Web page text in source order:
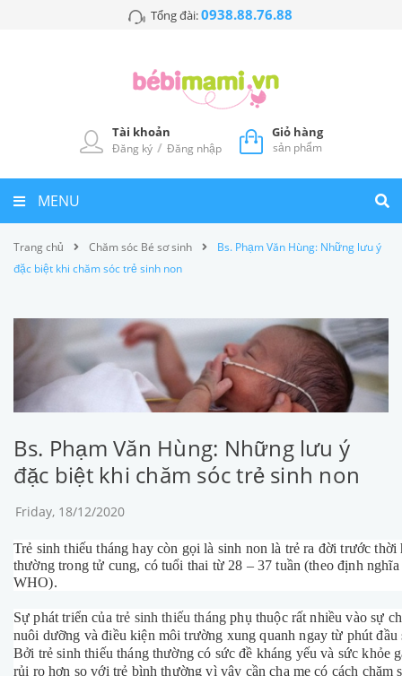
Tổng đài:0938.88.76.88
Tài khoản
Đăng ký / Đăng nhập
Giỏ hàng
sản phẩm
MENU
Trang chủ Chăm sóc Bé sơ sinh
Bs. Phạm Văn Hùng: Những lưu ý
đặc biệt khi chăm sóc trẻ sinh non
Bs. Phạm Văn Hùng: Những lưu ý
đặc biệt khi chăm sóc trẻ sinh non
Friday, 18/12/2020
Trẻ sinh thiếu tháng hay còn gọi là sinh non là trẻ ra đời trước thời
thường trong tử cung, có tuổi thai từ 28 – 37 tuần (theo định nghĩa
WHO).
Sự phát triển của trẻ sinh thiếu tháng phụ thuộc rất nhiều vào sự
nuôi dưỡng và điều kiện môi trường xung quanh ngay từ phút đầu
Bởi trẻ sinh thiếu tháng thường có sức đề kháng yếu và sức khỏe
rủi ro hơn so với trẻ bình thường vì vậy cần cha mẹ có cách chăm